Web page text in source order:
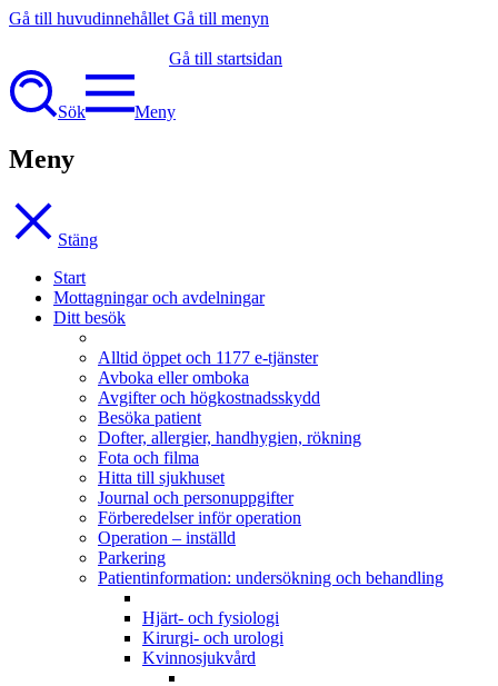
Gå till huvudinnehållet Gå till menyn
Gå till startsidan
Sök Meny
Meny
Stäng
Start
Mottagningar och avdelningar
Ditt besök
Alltid öppet och 1177 e-tjänster
Avboka eller omboka
Avgifter och högkostnadsskydd
Besöka patient
Dofter, allergier, handhygien, rökning
Fota och filma
Hitta till sjukhuset
Journal och personuppgifter
Förberedelser inför operation
Operation – inställd
Parkering
Patientinformation: undersökning och behandling
Hjärt- och fysiologi
Kirurgi- och urologi
Kvinnosjukvård